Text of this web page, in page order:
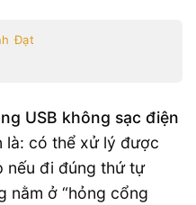
Đạt
USB không sạc điện
là: có thể xử lý được
nếu đi đúng thứ tự
nằm ở “hỏng cổng